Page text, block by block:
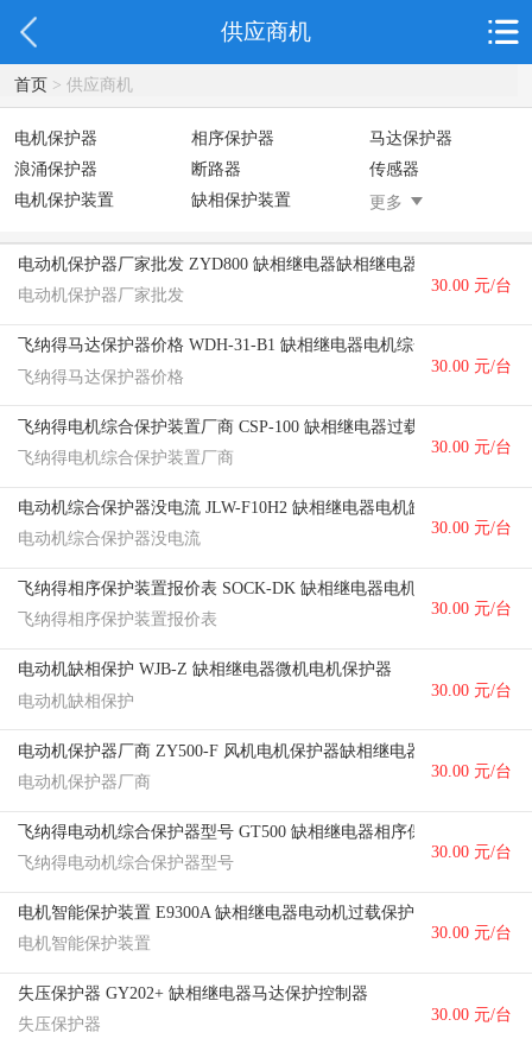
供应商机
首页> 供应商机
电机保护器 相序保护器
马达保护器
浪涌保护器
断路器
传感器
电机保护装置
缺相保护装置
缺相继电器
更多
电动机保护器厂家批发 ZYD800 缺相继电器缺相继电器
电动机保护器厂家批发
30.00 元/台
飞纳得马达保护器价格 WDH-31-B1 缺相继电器电机综合保护
飞纳得马达保护器价格
30.00 元/台
飞纳得电机综合保护装置厂商 CSP-100 缺相继电器过载保护
飞纳得电机综合保护装置厂商
30.00 元/台
电动机综合保护器没电流 JLW-F10H2 缺相继电器电机缺相保护
电动机综合保护器没电流
30.00 元/台
飞纳得相序保护装置报价表 SOCK-DK 缺相继电器电机保护测控装置
飞纳得相序保护装置报价表
30.00 元/台
电动机缺相保护 WJB-Z 缺相继电器微机电机保护器
电动机缺相保护
30.00 元/台
电动机保护器厂商 ZY500-F 风机电机保护器缺相继电器
电动机保护器厂商
30.00 元/台
飞纳得电动机综合保护器型号 GT500 缺相继电器相序保护继电器
飞纳得电动机综合保护器型号
30.00 元/台
电机智能保护装置 E9300A 缺相继电器电动机过载保护
电机智能保护装置
30.00 元/台
失压保护器 GY202+ 缺相继电器马达保护控制器
失压保护器
30.00 元/台